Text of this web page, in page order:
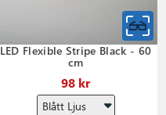
LED Flexible Stripe Black - 60
cm
98 kr